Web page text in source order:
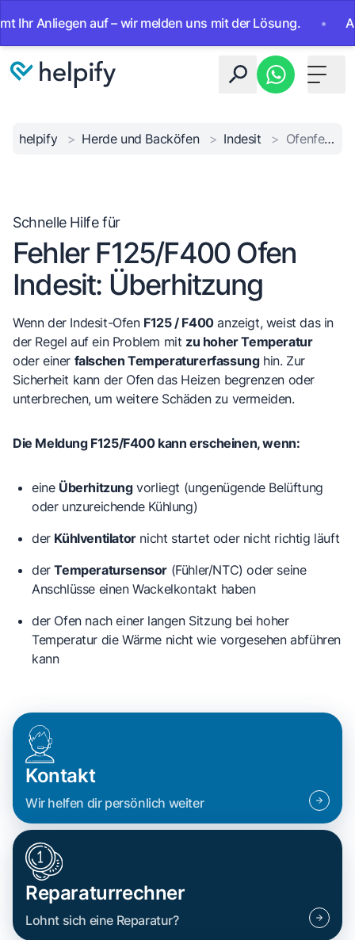
auf – wir melden uns mit der Lösung. • Ab
Toggle
helpify > Herde und Backöfen > Indesit > Ofenfehler F125/F400
Schnelle Hilfe für
Fehler F125/F400 Ofen
Indesit: Überhitzung
Wenn der Indesit-Ofen F125 / F400anzeigt, weist das in
der Regel auf ein Problem mit zu hoher Temperatur
oder einer falschen Temperaturerfassunghin. Zur
Sicherheit kann der Ofen das Heizen begrenzen oder
unterbrechen, um weitere Schäden zu vermeiden.
Die Meldung F125/F400 kann erscheinen, wenn:
eine Überhitzungvorliegt (ungenügende Belüftung
oder unzureichende Kühlung)
der Kühlventilatornicht startet oder nicht richtig läuft
derTemperatursensor (Fühler/NTC) oder seine
Anschlüsse einen Wackelkontakt haben
der Ofen nach einer langen Sitzung bei hoher
Temperatur die Wärme nicht wie vorgesehen abführen
kann
Kontakt
Wir helfen dir persönlich weiter
Reparaturrechner
Lohnt sich eine Reparatur?